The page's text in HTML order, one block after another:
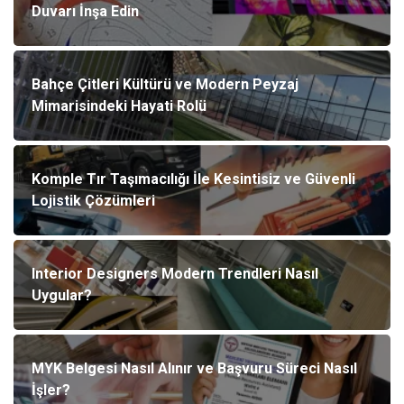
Duvarı İnşa Edin
Bahçe Çitleri Kültürü ve Modern Peyzaj
Mimarisindeki Hayati Rolü
Komple Tır Taşımacılığı İle Kesintisiz ve Güvenli
Lojistik Çözümleri
Interior Designers Modern Trendleri Nasıl
Uygular?
MYK Belgesi Nasıl Alınır ve Başvuru Süreci Nasıl
İşler?